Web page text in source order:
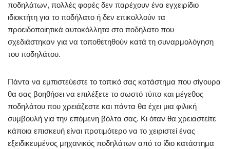
ποδηλάτων, πολλές φορές δεν παρέχουν ένα εγχειρίδιο
ιδιοκτήτη για το ποδήλατο ή δεν επικολλούν τα
προειδοποιητικά αυτοκόλλητα στο ποδήλατο που
σχεδιάστηκαν για να τοποθετηθούν κατά τη συναρμολόγηση
του ποδηλάτου.
Πάντα να εμπιστεύεστε το τοπικό σας κατάστημα που σίγουρα
θα σας βοηθήσει να επιλέξετε το σωστό τύπο και μέγεθος
ποδηλάτου που χρειάζεστε και πάντα θα έχει μια φιλική
συμβουλή για την επόμενη βόλτα σας. Κι όταν θα χρειαστείτε
κάποια επισκευή είναι προτιμότερο να το χειριστεί ένας
εξειδικευμένος μηχανικός ποδηλάτων από το ίδιο κατάστημα